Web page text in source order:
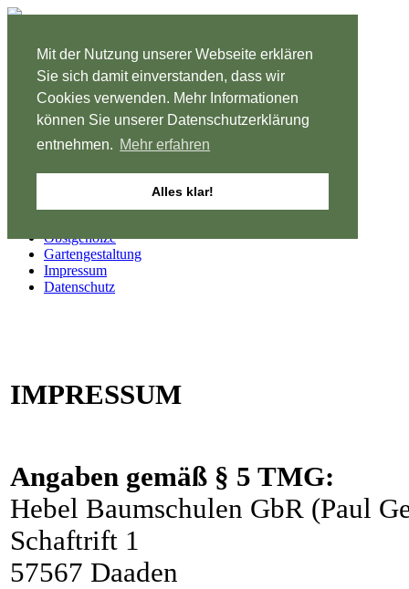
Mit der Nutzung unserer Webseite erklären
Sie sich damit einverstanden, dass wir
Cookies verwenden. Mehr Informationen
können Sie unserer Datenschutzerklärung
entnehmen. Mehr erfahren
Alles klar!
8-12 und 13-18 Uhr
Samstag geschlossen
Obstgehölze
Gartengestaltung
Impressum
Datenschutz
IMPRESSUM
Angaben gemäß § 5 TMG:
Hebel Baumschulen GbR (Paul
Schaftrift 1
57567 Daaden